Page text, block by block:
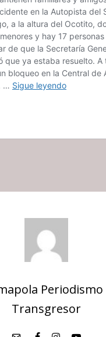
Periodismo
Transgresor